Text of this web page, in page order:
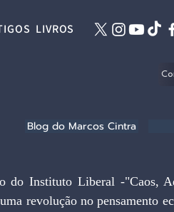
LIVROS
revolução no pensamento
Blog do Marcos Cintra